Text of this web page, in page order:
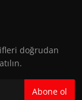
doğrudan
Abone ol